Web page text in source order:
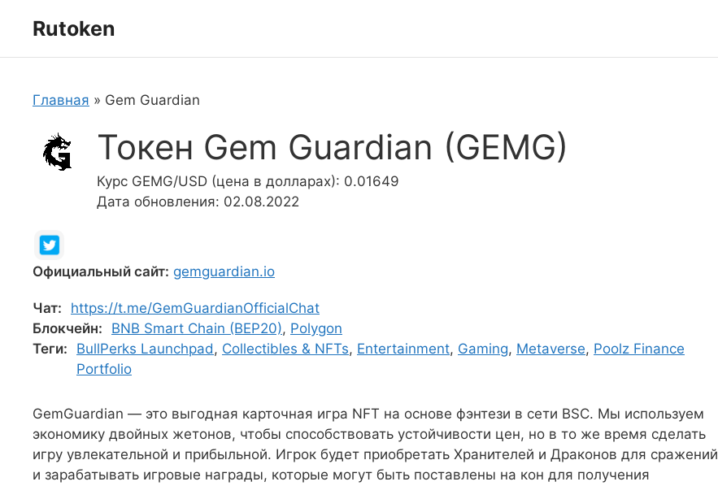
Rutoken
Главная » Gem Guardian
Токен Gem Guardian (GEMG)
Курс GEMG/USD (цена в долларах): 0.01649
Дата обновления: 02.08.2022
Официальный сайт: gemguardian.io
Чат:
https://t.me/GemGuardianOfficialChat
Блокчейн:
BNB Smart Chain (BEP20), Polygon
Теги:
BullPerks Launchpad, Collectibles & NFTs, Entertainment, Gaming, Metaverse, Poolz Finance
Portfolio
GemGuardian — это выгодная карточная игра NFT на основе фэнтези в сети BSC. Мы используем
экономику двойных жетонов, чтобы способствовать устойчивости цен, но в то же время сделать
игру увлекательной и прибыльной. Игрок будет приобретать Хранителей и Драконов для сражений
и зарабатывать игровые награды, которые могут быть поставлены на кон для получения